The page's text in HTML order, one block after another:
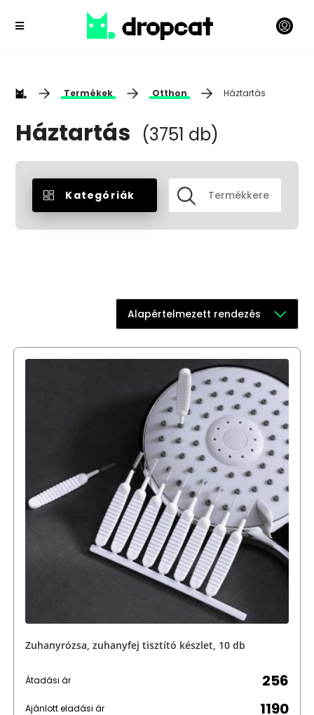
Termékek Otthon Háztartás
Háztartás (3751 db)
Kategóriák
Alapértelmezett rendezés
Zuhanyrózsa, zuhanyfej tisztító készlet, 10 db
Átadási ár 256
Ajánlott eladási ár 1190